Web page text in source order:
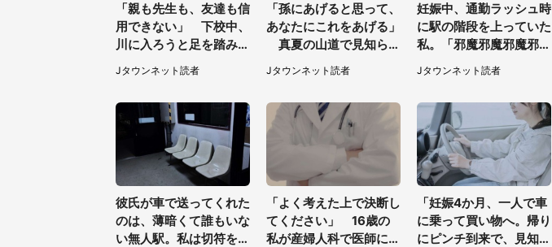
「親も先生も、友達も信
用できない」 下校中、
川に入ろうと足を踏み出
した女子高生と、彼女を
止めた予想外の存在
Jタウンネット読者
「孫にあげると思って、
あなたにこれをあげる」
真夏の山道で見知らぬ
お婆さんに握らされたも
の（山口県・30代女
Jタウンネット読者
妊娠中、通勤ラッシュ時
に駅の階段を上っていた
私。「邪魔邪魔邪魔邪
魔」と後ろの人に唱えら
れて（神奈川県・30代
Jタウンネット読者
彼氏が車で送ってくれた
のは、薄暗くて誰もいな
い無人駅。私は切符を買
「よく考えた上で決断し
てください」 16歳の
私が産婦人科で医師に言
「妊娠4か月、一人で車
に乗って買い物へ。帰り
にピンチ到来で、見知ら